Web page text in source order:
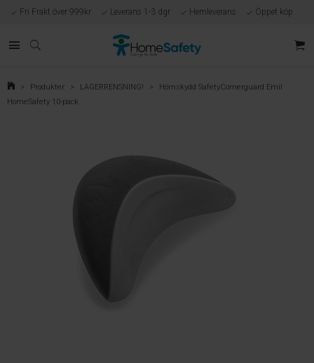
Fri Frakt över 999kr Leverans 1-3 dgr Hemleverans Öppet köp
Egen tillverkning
> Produkter > LAGERRENSNING! >
Hörnskydd SafetyCornerguard Emil
HomeSafety 10-pack